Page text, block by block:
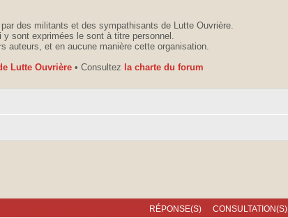
des militants et des sympathisants de Lutte Ouvrière.
y sont exprimées le sont à titre personnel.
auteurs, et en aucune manière cette organisation.
Lutte Ouvrière • Consultez la charte du forum
RÉPONSE(S) CONSULTATION(S)